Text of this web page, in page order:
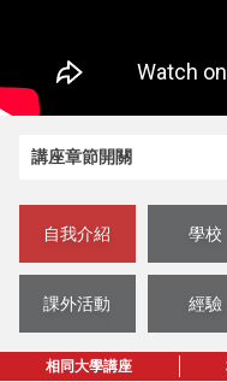
講座章節開關
自我介紹 學校
課外活動 經驗
相同大學講座